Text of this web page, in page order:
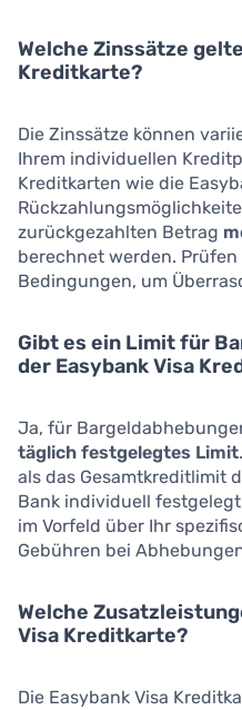
Welche Zinssätze
Kreditkarte?
Die Zinssätze können
Ihrem individuellen
Kreditkarten wie die
zurückgezahlten Betrag
berechnet werden.
Bedingungen, um
Gibt es ein Limit für
der Easybank Visa
Ja, für
täglich festgelegtes Limit
als das Gesamtkreditlimit
Bank individuell
im Vorfeld über Ihr
Gebühren bei
Welche
Visa Kreditkarte?
Die Easybank Visa